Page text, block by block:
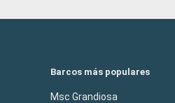
Barcos más populares
Msc Grandiosa